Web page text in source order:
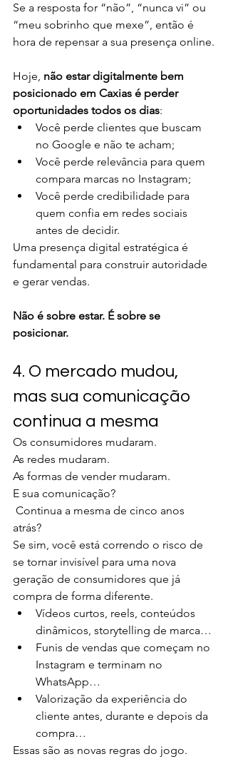
Se a resposta for “não”, “nunca vi” ou
“meu sobrinho que mexe”, então é
hora de repensar a sua presença online.
Hoje, não estar digitalmente bem
posicionado em Caxias é perder
oportunidades todos os dias:
Você perde clientes que buscam
no Google e não te acham;
Você perde relevância para quem
compara marcas no Instagram;
Você perde credibilidade para
quem confia em redes sociais
antes de decidir.
Uma presença digital estratégica é
fundamental para construir autoridade
e gerar vendas.
Não é sobre estar. É sobre se
posicionar.
4. O mercado mudou,
mas sua comunicação
continua a mesma
Os consumidores mudaram.
As redes mudaram.
As formas de vender mudaram.
E sua comunicação?
atrás?
Se sim, você está correndo o risco de
se tornar invisível para uma nova
geração de consumidores que já
compra de forma diferente.
Vídeos curtos, reels, conteúdos
dinâmicos, storytelling de marca…
Funis de vendas que começam no
Instagram e terminam no
WhatsApp…
Valorização da experiência do
cliente antes, durante e depois da
compra…
Essas são as novas regras do jogo.